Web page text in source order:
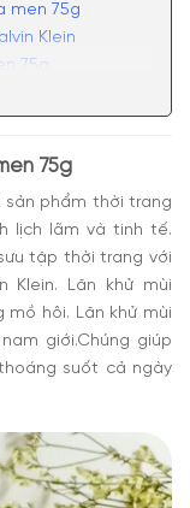
men 75g
Klein
75g
75g
sản phẩm thời trang
lịch lãm và tinh tế.
tập thời trang với
Lăn khử mùi
mồ hôi. Lăn khử mùi
giới.Chúng giúp
suốt cả ngày